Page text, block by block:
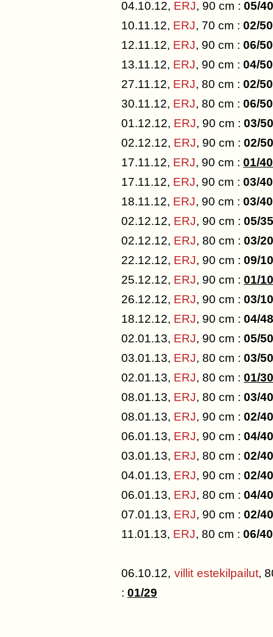
04.10.12, ERJ, 90 cm : 05/40
10.11.12, ERJ, 70 cm : 02/50
12.11.12, ERJ, 90 cm : 06/50
13.11.12, ERJ, 90 cm : 04/50
27.11.12, ERJ, 80 cm : 02/50
30.11.12, ERJ, 80 cm : 06/50
01.12.12, ERJ, 90 cm : 03/50
02.12.12, ERJ, 90 cm : 02/50
17.11.12, ERJ, 90 cm : 01/40
17.11.12, ERJ, 90 cm : 03/40
18.11.12, ERJ, 90 cm : 03/40
02.12.12, ERJ, 90 cm : 05/35
02.12.12, ERJ, 80 cm : 03/20
22.12.12, ERJ, 90 cm : 09/
25.12.12, ERJ, 90 cm : 01/
26.12.12, ERJ, 90 cm : 03/
18.12.12, ERJ, 90 cm : 04/48
02.01.13, ERJ, 90 cm : 05/50
03.01.13, ERJ, 80 cm : 03/50
02.01.13, ERJ, 80 cm : 01/30
08.01.13, ERJ, 80 cm : 03/40
08.01.13, ERJ, 90 cm : 02/40
06.01.13, ERJ, 90 cm : 04/40
03.01.13, ERJ, 80 cm : 02/40
04.01.13, ERJ, 90 cm : 02/40
06.01.13, ERJ, 80 cm : 04/40
07.01.13, ERJ, 90 cm : 02/40
11.01.13, ERJ, 80 cm : 06/40
06.10.12, villit estekilpailut,
: 01/29